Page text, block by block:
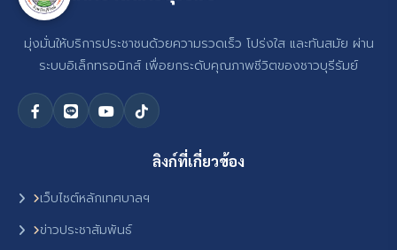
มุ่งมั่นให้บริการประชาชนด้วยความรวดเร็ว โปร่งใส และทันสมัย ผ่าน
ระบบอิเล็กทรอนิกส์ เพื่อยกระดับคุณภาพชีวิตของชาวบุรีรัมย์
ลิงก์ที่เกี่ยวข้อง
เว็บไซต์หลักเทศบาลฯ
ข่าวประชาสัมพันธ์